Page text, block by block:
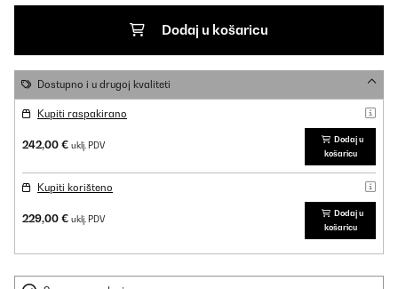
Dodaj u košaricu
Dostupno i u drugoj kvaliteti
Kupiti raspakirano
242,00 € uklj. PDV
Dodaj u
košaricu
Kupiti korišteno
229,00 € uklj. PDV
Dodaj u
košaricu